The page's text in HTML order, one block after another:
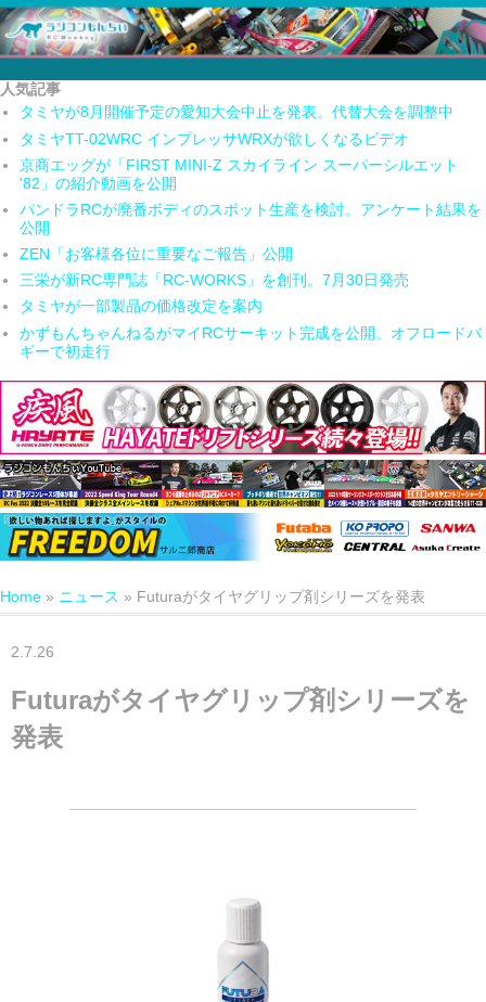
人気記事
タミヤが8月開催予定の愛知大会中止を発表。代替大会を調整中
タミヤTT-02WRC インプレッサWRXが欲しくなるビデオ
京商エッグが「FIRST MINI-Z スカイライン スーパーシルエット
'82」の紹介動画を公開
パンドラRCが廃番ボディのスポット生産を検討。アンケート結果を
公開
ZEN「お客様各位に重要なご報告」公開
三栄が新RC専門誌「RC-WORKS」を創刊。7月30日発売
タミヤが一部製品の価格改定を案内
かずもんちゃんねるがマイRCサーキット完成を公開。オフロードバ
ギーで初走行
Home » ニュース » Futuraがタイヤグリップ剤シリーズを発表
2.7.26
Futuraがタイヤグリップ剤シリーズを
発表